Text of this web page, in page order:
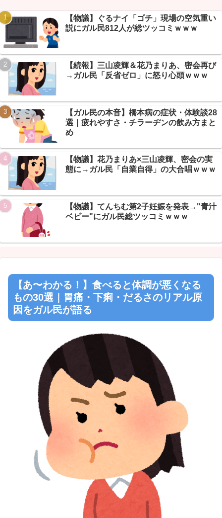
Powered by livedoor 相互RSS
ｗｗｗ NEW!
【放送事故】 昔のドラマのレ◯プシーン、今見るとアウトすぎ
NEW!
【悲報】NGT48板民、新曲発表の日に他店ケンカ祭り→「今日は
大事な日だろ」ｗ NEW!
【速報】NGT48・6期生、SR個人配信が8/8ついに解禁→板民
「泥舟に光がｗ」
NEW!
エネ夫に離婚を突きつけたら私の職場(法律事務所)に乗り込んで
きた 堂々と「離婚の法律相談です。母の薦めでこちらに参りまし
た」と言っているが、... NEW!
【保存版】マイナ保険証、本当に慣れた？→年収バレ・暗証番号
の本音がエッヂで炸裂ｗｗｗ NEW!
Powered by livedoor 相互RSS
【物議】ぐるナイ「ゴチ」現場の空気重い
説にガル民812人が総ツッコミｗｗｗ
【続報】三山凌輝＆花乃まりあ、密会再び
→ガル民「反省ゼロ」に怒り心頭ｗｗｗ
【ガル民の本音】橋本病の症状・体験談28
選｜疲れやすさ・チラーヂンの飲み方まと
め
【物議】花乃まりあ×三山凌輝、密会の実
態に→ガル民「自業自得」の大合唱ｗｗｗ
【物議】てんちむ第2子妊娠を発表→"青汁
ベビー"にガル民総ツッコミｗｗｗ
【あ〜わかる！】食べると体調が悪くなる
もの30選｜胃痛・下痢・だるさのリアル原
因をガル民が語る